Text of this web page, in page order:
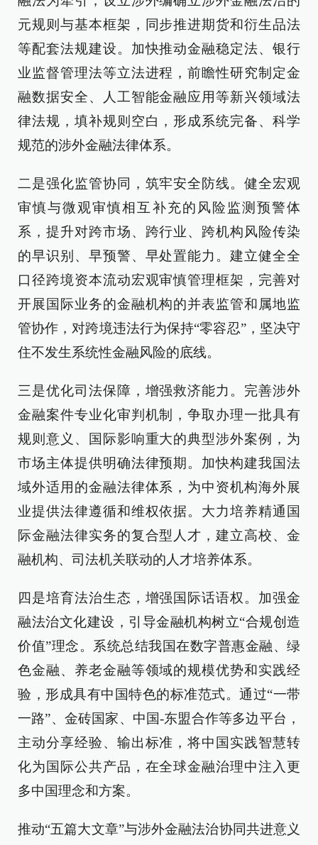
元规则与基本框架，同步推进期货和衍生品法
等配套法规建设。加快推动金融稳定法、银行
业监督管理法等立法进程，前瞻性研究制定金
融数据安全、人工智能金融应用等新兴领域法
律法规，填补规则空白，形成系统完备、科学
规范的涉外金融法律体系。
二是强化监管协同，筑牢安全防线。健全宏观
审慎与微观审慎相互补充的风险监测预警体
系，提升对跨市场、跨行业、跨机构风险传染
的早识别、早预警、早处置能力。建立健全全
口径跨境资本流动宏观审慎管理框架，完善对
开展国际业务的金融机构的并表监管和属地监
管协作，对跨境违法行为保持“零容忍”，坚决守
住不发生系统性金融风险的底线。
三是优化司法保障，增强救济能力。完善涉外
金融案件专业化审判机制，争取办理一批具有
规则意义、国际影响重大的典型涉外案例，为
市场主体提供明确法律预期。加快构建我国法
域外适用的金融法律体系，为中资机构海外展
业提供法律遵循和维权依据。大力培养精通国
际金融法律实务的复合型人才，建立高校、金
融机构、司法机关联动的人才培养体系。
四是培育法治生态，增强国际话语权。加强金
融法治文化建设，引导金融机构树立“合规创造
价值”理念。系统总结我国在数字普惠金融、绿
色金融、养老金融等领域的规模优势和实践经
验，形成具有中国特色的标准范式。通过“一带
一路”、金砖国家、中国-东盟合作等多边平台，
主动分享经验、输出标准，将中国实践智慧转
化为国际公共产品，在全球金融治理中注入更
多中国理念和方案。
推动“五篇大文章”与涉外金融法治协同共进意义